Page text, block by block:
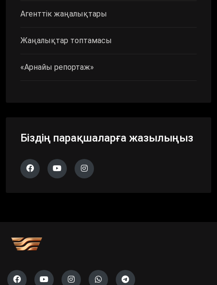
Агенттік жаңалықтары
Жаңалықтар топтамасы
«Арнайы репортаж»
Біздің парақшаларға жазылыңыз